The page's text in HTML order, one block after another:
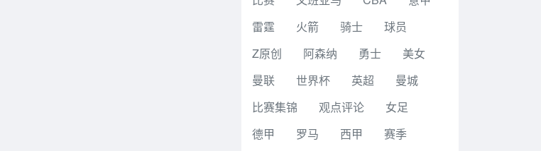
雷霆
火箭 骑士
球员
Z原创
阿森纳 勇士
美女
曼联
世界杯 英超
曼城
比赛集锦
观点评论
女足
德甲
罗马 西甲
赛季